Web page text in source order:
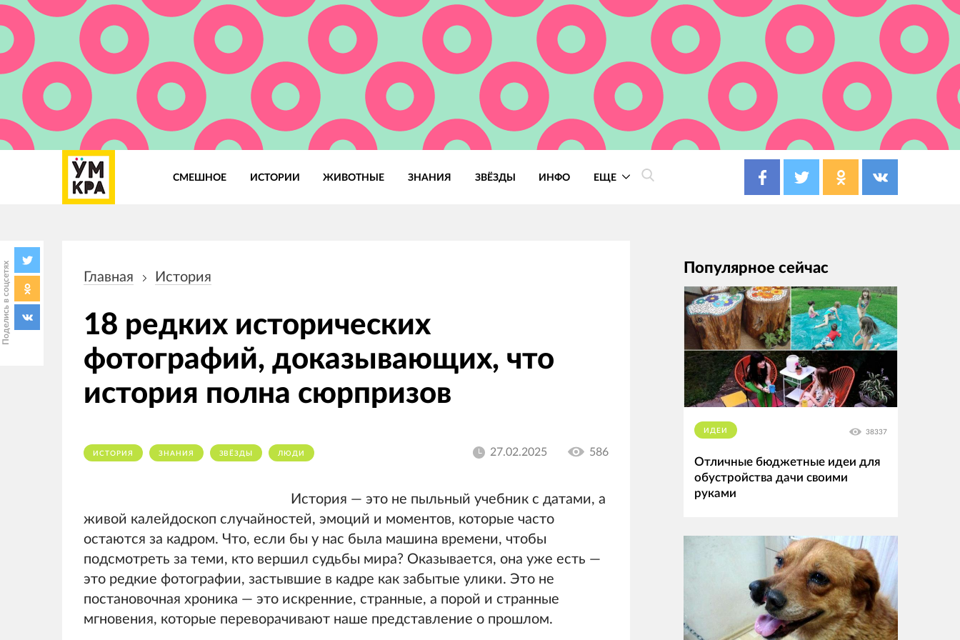
СМЕШНОЕ ИСТОРИИ ЖИВОТНЫЕ ЗНАНИЯ ЗВЁЗДЫ ИНФО ЕЩЕ
Поделись в соцсетях навигации
Главная История
18 редких исторических
фотографий, доказывающих, что
история полна сюрпризов
ИСТОРИЯ ЗНАНИЯ ЗВЁЗДЫ ЛЮДИ 27.02.2025 586
История — это не пыльный учебник с датами, а
живой калейдоскоп случайностей, эмоций и моментов, которые часто
остаются за кадром. Что, если бы у нас была машина времени, чтобы
подсмотреть за теми, кто вершил судьбы мира? Оказывается, она уже есть —
это редкие фотографии, застывшие в кадре как забытые улики. Это не
постановочная хроника — это искренние, странные, а порой и странные
мгновения, которые переворачивают наше представление о прошлом.
Популярное сейчас
ИДЕИ 38337
Отличные бюджетные идеи для
обустройства дачи своими
руками